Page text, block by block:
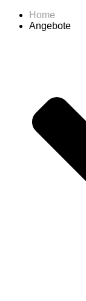
Home
Angebote